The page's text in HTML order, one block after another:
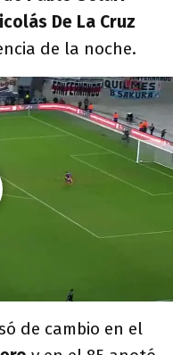
De La Cruz
de la noche.
de cambio en el